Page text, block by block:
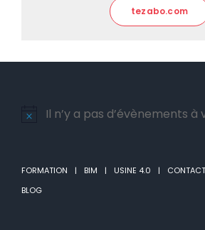
tezabo.com
Notice
Il n’y a pas d’évènements à
FORMATION BIM USINE 4.0 CONTACT
BLOG